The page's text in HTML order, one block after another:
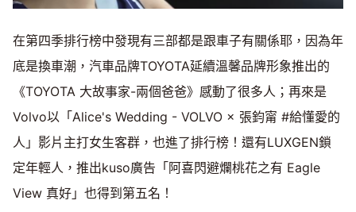
在第四季排行榜中發現有三部都是跟車子有關係耶，因為年
底是換車潮，汽車品牌TOYOTA延續溫馨品牌形象推出的
《TOYOTA 大故事家-兩個爸爸》感動了很多人；再來是
Volvo以「Alice's Wedding - VOLVO × 張鈞甯 #給懂愛的
人」影片主打女生客群，也進了排行榜！還有LUXGEN鎖
定年輕人，推出kuso廣告「阿喜閃避爛桃花之有 Eagle
View 真好」也得到第五名！